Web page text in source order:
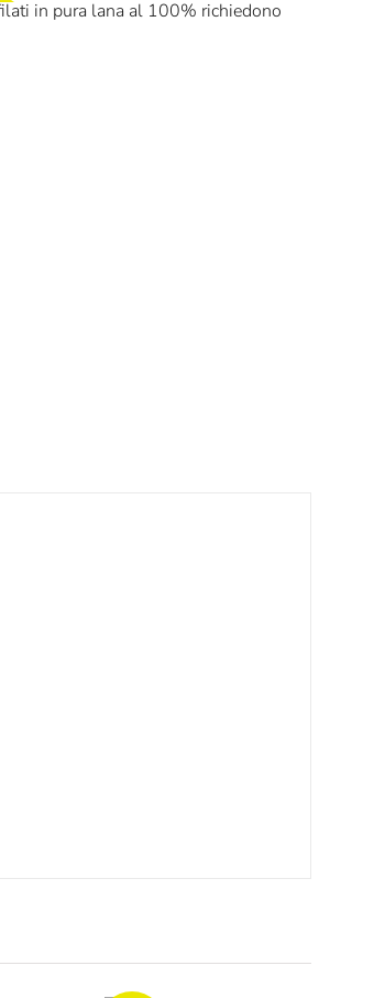
in pura lana al 100% richiedono